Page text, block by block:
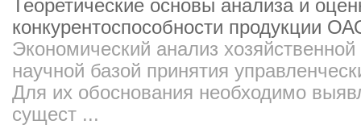
Теоретические основы анализа и
конкурентоспособности продукции
Экономический анализ
научной базой принятия
Для их обоснования необходимо
сущест ...